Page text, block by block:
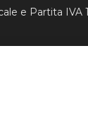
e Partita IVA